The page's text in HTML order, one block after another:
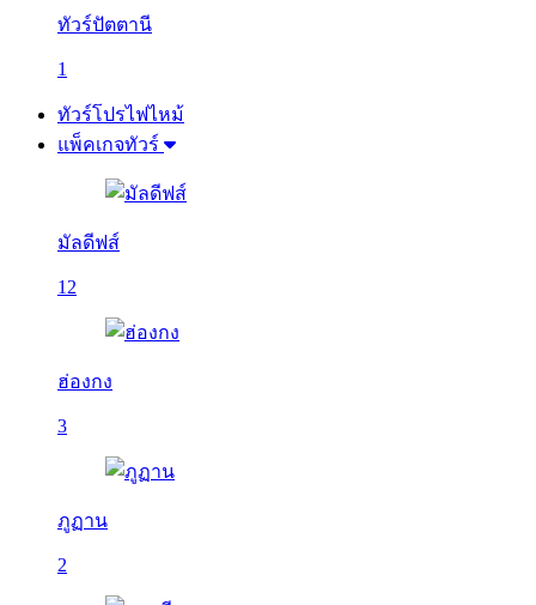
ทัวร์ปัตตานี
1
ทัวร์โปรไฟไหม้
แพ็คเกจทัวร์
มัลดีฟส์
12
ฮ่องกง
3
ภูฏาน
2